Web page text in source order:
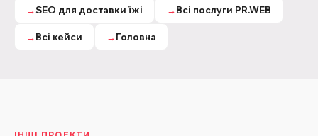
→SEO для доставки їжі →Всі послуги PR.WEB
→Всі кейси →Головна